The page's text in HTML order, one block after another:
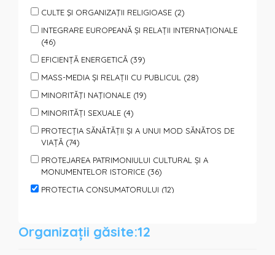
CULTE ŞI ORGANIZAŢII RELIGIOASE (2)
INTEGRARE EUROPEANĂ ȘI RELAȚII INTERNAȚIONALE
(46)
EFICIENȚĂ ENERGETICĂ (39)
MASS-MEDIA ȘI RELAȚII CU PUBLICUL (28)
MINORITĂŢI NAŢIONALE (19)
MINORITĂȚI SEXUALE (4)
PROTECȚIA SĂNĂTĂȚII ȘI A UNUI MOD SĂNĂTOS DE
VIAȚĂ (74)
PROTEJAREA PATRIMONIULUI CULTURAL ȘI A
MONUMENTELOR ISTORICE (36)
PROTECȚIA CONSUMATORULUI (12)
PROTECȚIA PERSOANELOR SUPUSE VIOLENȚEI (40)
SPORT, TURISM, ODIHNĂ ŞI AGREMENT (65)
Organizații găsite:12